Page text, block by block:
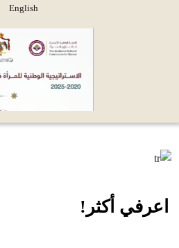
English
اعرفي أكثر!